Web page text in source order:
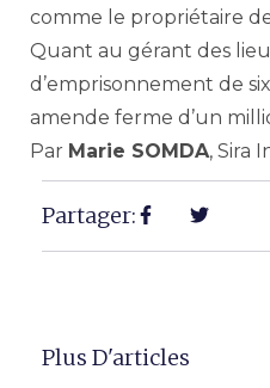
comme le propriétaire
Quant au gérant des
d’emprisonnement de
amende ferme d’un
Par Marie SOMDA, Sira
Partager:
Plus D'articles